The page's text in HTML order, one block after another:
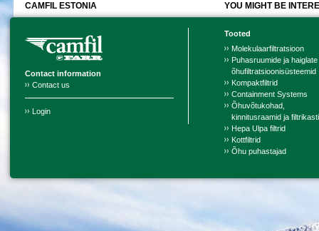
CAMFIL ESTONIA
Contact information
Contact us
Login
YOU MIGHT BE
Tooted
Molekulaarfiltratsioon
Puhasruumide ja haiglate
õhufiltratsioonisüsteemid
Kompaktfiltrid
Containment Systems
Õhuvõtukohad,
kinnitusraamid ja
Hepa Ulpa filtrid
Kottfiltrid
Õhu puhastajad